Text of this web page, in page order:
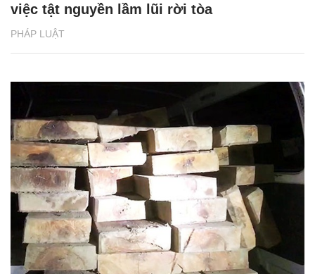
PHÁP LUẬT
việc tật nguyền lầm lũi rời tòa